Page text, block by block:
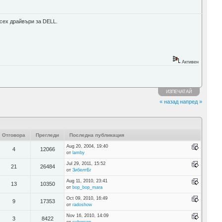
драйвъри за DELL.
Активен
ИЗПЕЧАТАЙ
« назад напред »
Отговора Прегледи Последна публикация
4 12066
Aug 20, 2004, 19:40
от lamby
21 26484
Jul 29, 2011, 15:52
от ЗибелтБг
13 10350
Aug 11, 2010, 23:41
от bop_bop_mara
9 17353
Oct 09, 2010, 16:49
от radoshow
3 8422
Nov 16, 2010, 14:09